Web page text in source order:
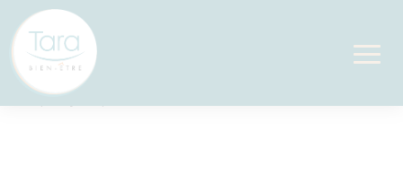
Réflexologie palmaire
parSylvie